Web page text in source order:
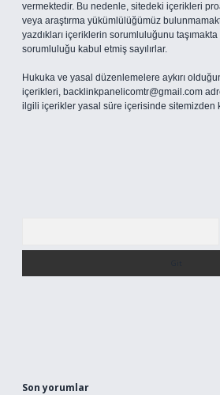
vermektedir. Bu nedenle, sitedeki içerikleri
veya araştırma yükümlülüğümüz
yazdıkları içeriklerin sorumluluğunu
sorumluluğu kabul etmiş sayılırlar.
Hukuka ve yasal düzenlemelere aykırı
içerikleri, backlinkpanelicomtr@gmail.com
ilgili içerikler yasal süre içerisinde sitemizden
Son yorumlar